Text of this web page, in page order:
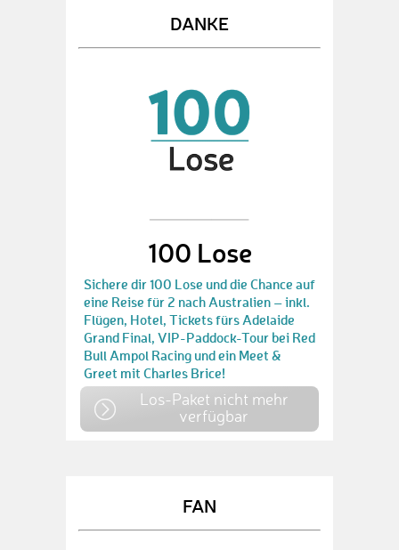
DANKE
100 Lose
Sichere dir 100 Lose und die Chance auf
eine Reise für 2 nach Australien – inkl.
Flügen, Hotel, Tickets fürs Adelaide
Grand Final, VIP-Paddock-Tour bei Red
Bull Ampol Racing und ein Meet &
Greet mit Charles Brice!
Los-Paket nicht mehr
verfügbar
FAN